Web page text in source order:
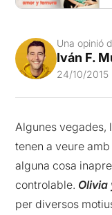
Una opinió
Iván F.
24/10/2015
Algunes vegades,
tenen a veure
alguna cosa
controlable. Olivia
per diversos